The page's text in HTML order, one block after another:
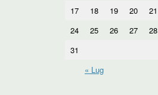
17
18 19 20 21
24
25 26 27 28
31
« Lug